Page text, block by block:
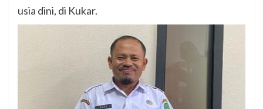
usia dini, di Kukar.